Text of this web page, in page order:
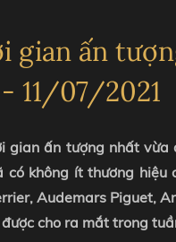
gian ấn
11/07/2021
ấn tượng nhất vừa
không ít thương hiệu
Audemars Piguet,
cho ra mắt trong